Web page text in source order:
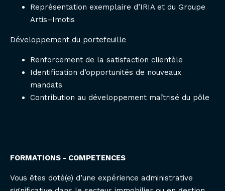
Représentation exemplaire d’IRIA et du Groupe
Artis–Imotis
Développement du portefeuille
Renforcement de la satisfaction clientèle
Identification d’opportunités de nouveaux
mandats
Contribution au développement maîtrisé du pôle
FORMATIONS - COMPETENCES
Vous êtes doté(e) d’une expérience administrative